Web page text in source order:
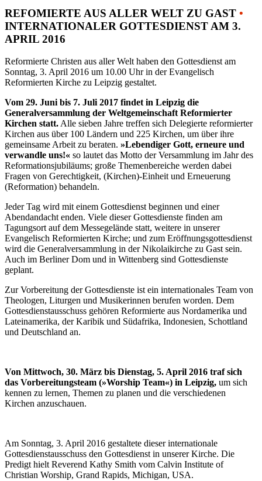
REFOMIERTE AUS ALLER WELT ZU GAST •
INTERNATIONALER GOTTESDIENST AM 3.
APRIL 2016
Reformierte Christen aus aller Welt haben den Gottesdienst am
Sonntag, 3. April 2016 um 10.00 Uhr in der Evangelisch
Reformierten Kirche zu Leipzig gestaltet.
Vom 29. Juni bis 7. Juli 2017 findet in Leipzig die
Generalversammlung der Weltgemeinschaft Reformierter
Kirchen statt.Alle sieben Jahre treffen sich Delegierte reformierter
Kirchen aus über 100 Ländern und 225 Kirchen, um über ihre
gemeinsame Arbeit zu beraten. »Lebendiger Gott, erneure und
verwandle uns!« so lautet das Motto der Versammlung im Jahr des
Reformationsjubiläums; große Themenbereiche werden dabei
Fragen von Gerechtigkeit, (Kirchen)-Einheit und Erneuerung
(Reformation) behandeln.
Jeder Tag wird mit einem Gottesdienst beginnen und einer
Abendandacht enden. Viele dieser Gottesdienste finden am
Tagungsort auf dem Messegelände statt, weitere in unserer
Evangelisch Reformierten Kirche; und zum Eröffnungsgottesdienst
wird die Generalversammlung in der Nikolaikirche zu Gast sein.
Auch im Berliner Dom und in Wittenberg sind Gottesdienste
geplant.
Zur Vorbereitung der Gottesdienste ist ein internationales Team von
Theologen, Liturgen und Musikerinnen berufen worden. Dem
Gottesdienstausschuss gehören Reformierte aus Nordamerika und
Lateinamerika, der Karibik und Südafrika, Indonesien, Schottland
und Deutschland an.
Von Mittwoch, 30. März bis Dienstag, 5. April 2016 traf sich
das Vorbereitungsteam (»Worship Team«) in Leipzig, um sich
kennen zu lernen, Themen zu planen und die verschiedenen
Kirchen anzuschauen.
Am Sonntag, 3. April 2016 gestaltete dieser internationale
Gottesdienstausschuss den Gottesdienst in unserer Kirche. Die
Predigt hielt Reverend Kathy Smith vom Calvin Institute of
Christian Worship, Grand Rapids, Michigan, USA.